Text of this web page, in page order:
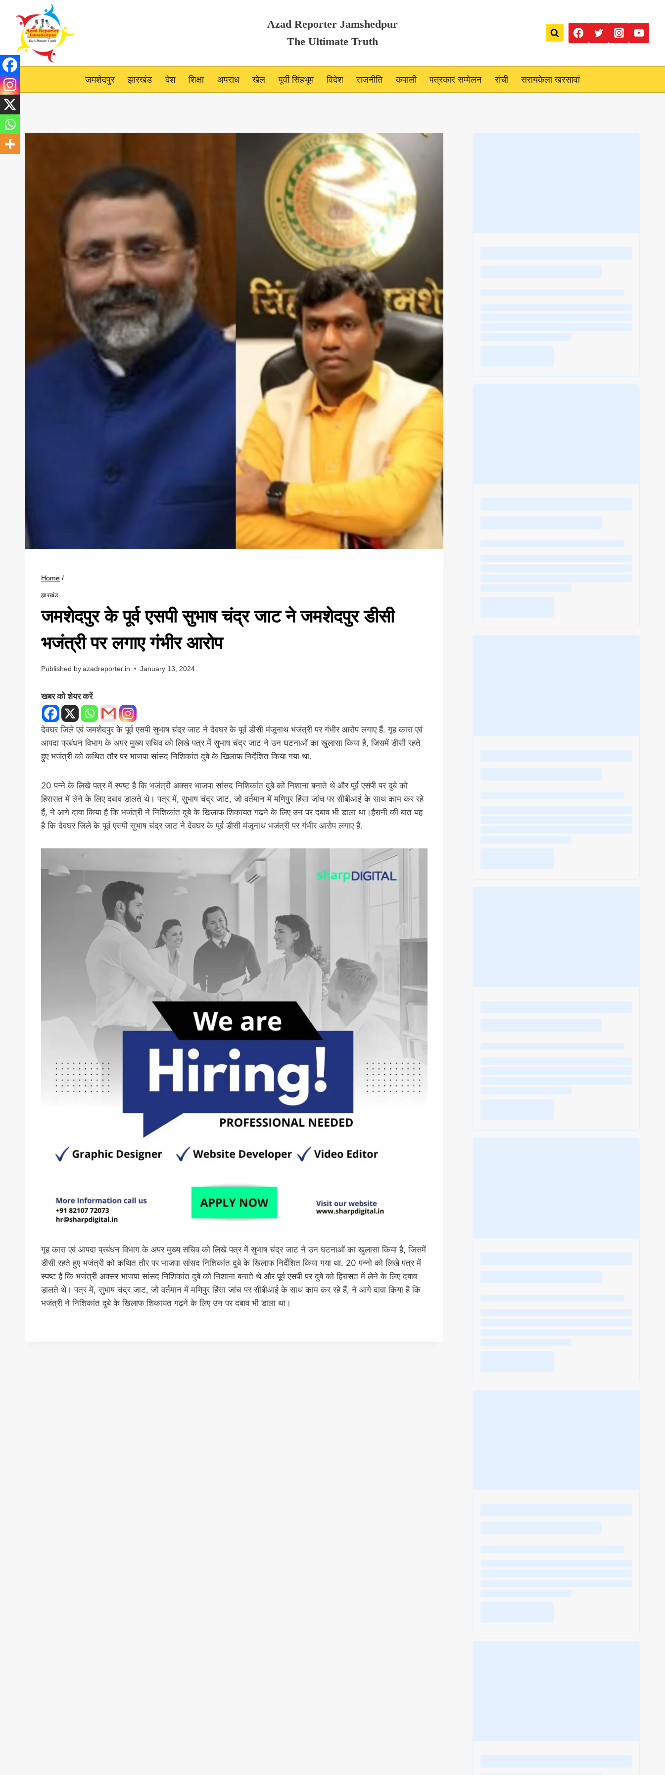
content
Azad Reporter Jamshedpur
The Ultimate Truth
जमशेदपुर झारखंड देश शिक्षा अपराध खेल पूर्वी सिंहभूम विदेश राजनीति कपाली पत्रकार सम्मेलन रांची सरायकेला खरसावां
Home /
झारखंड
जमशेदपुर के पूर्व एसपी सुभाष चंद्र जाट ने जमशेदपुर डीसी
भजंत्री पर लगाए गंभीर आरोप
Published by azadreporter.in January 13, 2024
खबर को शेयर करें
देवघर जिले एवं जमशेदपुर के पूर्व एसपी सुभाष चंद्र जाट ने देवघर के पूर्व डीसी मंजूनाथ भजंत्री पर गंभीर आरोप लगाए हैं. गृह कारा एवं
आपदा प्रबंधन विभाग के अपर मुख्य सचिव को लिखे पत्र में सुभाष चंद्र जाट ने उन घटनाओं का खुलासा किया है, जिसमें डीसी रहते
हुए भजंत्री को कथित तौर पर भाजपा सांसद निशिकांत दुबे के खिलाफ निर्देशित किया गया था.
20 पन्ने के लिखे पत्र में स्पष्ट है कि भजंत्री अक्सर भाजपा सांसद निशिकांत दुबे को निशाना बनाते थे और पूर्व एसपी पर दुबे को
हिरासत में लेने के लिए दबाव डालते थे। पत्र में, सुभाष चंद्र जाट, जो वर्तमान में मणिपुर हिंसा जांच पर सीबीआई के साथ काम कर रहे
हैं, ने आगे दावा किया है कि भजंत्री ने निशिकांत दुबे के खिलाफ शिकायत गढ़ने के लिए उन पर दबाव भी डाला था।हैरानी की बात यह
है कि देवघर जिले के पूर्व एसपी सुभाष चंद्र जाट ने देवघर के पूर्व डीसी मंजूनाथ भजंत्री पर गंभीर आरोप लगाए हैं.
गृह कारा एवं आपदा प्रबंधन विभाग के अपर मुख्य सचिव को लिखे पत्र में सुभाष चंद्र जाट ने उन घटनाओं का खुलासा किया है, जिसमें
डीसी रहते हुए भजंत्री को कथित तौर पर भाजपा सांसद निशिकांत दुबे के खिलाफ निर्देशित किया गया था. 20 पन्नो को लिखे पत्र में
स्पष्ट है कि भजंत्री अक्सर भाजपा सांसद निशिकांत दुबे को निशाना बनाते थे और पूर्व एसपी पर दुबे को हिरासत में लेने के लिए दबाव
डालते थे। पत्र में, सुभाष चंद्र जाट, जो वर्तमान में मणिपुर हिंसा जांच पर सीबीआई के साथ काम कर रहे हैं, ने आगे दावा किया है कि
भजंत्री ने निशिकांत दुबे के खिलाफ शिकायत गढ़ने के लिए उन पर दबाव भी डाला था।